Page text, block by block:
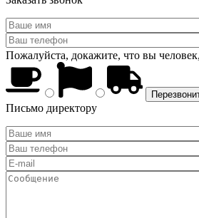
Пожалуйста, докажите, что вы
Письмо директору